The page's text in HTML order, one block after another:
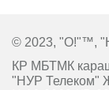
© 2023, "O!"™,
КР МБТМК
"НУР Телеком"